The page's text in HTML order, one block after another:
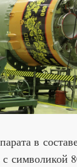
в
символикой